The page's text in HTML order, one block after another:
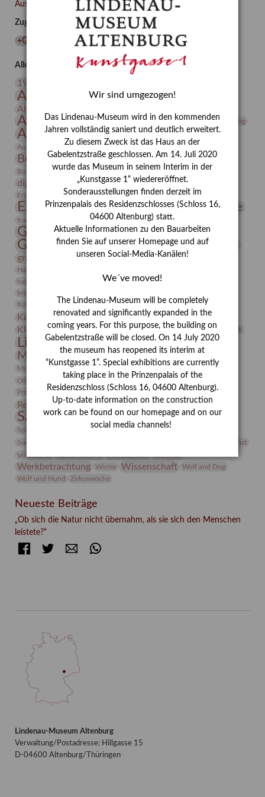
sich
Menschen
Ausgewählte Auszeichnungen zurücksetzen
Zugehörige Auszeichnungen
+Gerhard Altenbourg (1 +Künstlerin( 1
Alle Auszeichnungen (106)
19. Jahrhundert
Altenburg
Altenburger Museen
Altenburger Praxisjahr
Antike Architektur Archiv Archäologie Asta Gröting
Ausstellung
Ausstellung "Berliner Blätter"
Ausstellung „Vier Winde“
Bauhaus
Bernhard August von Lindenau Bibliothek
Burg Posterstein Conrad Felixmüller Depot Der Blaue Reiter
digitallabor Entartete Kunst
Enteignung
Erdmann Julius Dietrich
Erlebnisportal estrusker Exlibris
Expressionismus Festrede Florenz Fotografie
frauen Frauen in der Antike und heute
Gerhard-Altenbourg-Preis
Gerhard Altenbourg
Gerhard Kurt Müller
Grafik
grafische sammlung griechische Mythologie
Hanns-Conon von der Gabelentz
herman de vries
Insekten
Integriertes Schädlingsmanagement
Kolosseum
Kooperationsausstellung Korkmodelle Kunst
Kunstmuseum Kunstvermittlung Kunst von Kühl
KUNSTWAND Kurs Künstler Künstlerin Lehmbruck
Lindenau-Museum Messeakademie
Museumsgeschichte Museumsnacht
Museumspädagogik Napoleon Natur
Neue Remise
Objekt im Fokus
Paul Klee
Provenienz
Provenienzforschung
Restaurierung
Sammlung Samstagszeichner Skulptur
Sonderausstellung
Sphinx
Studio Bildende Kunst
Suermondt-Ludwig-Museum
Videokunst
Volontariat
Walter Rheiner Weihnachten Werefkin
Werkbetrachtung Winter Wissenschaft
Wolf and Dog
Wolf und Hund
Zirkuswoche
Neueste Beiträge
„Ob sich die Natur nicht übernahm, als sie sich den Menschen
leistete?“
FacebookTwitter E-mail
Lindenau-Museum Altenburg
Verwaltung/Postadresse: Hillgasse 15
D-04600 Altenburg/Thüringen
Wir sind umgezogen!
Das Lindenau-Museum wird in den kommenden
Jahren vollständig saniert und deutlich erweitert.
Zu diesem Zweck ist das Haus an der
Gabelentzstraße geschlossen. Am 14. Juli 2020
wurde das Museum in seinem Interim in der
„Kunstgasse 1“ wiedereröffnet.
Sonderausstellungen finden derzeit im
Prinzenpalais des Residenzschlosses (Schloss 16,
04600 Altenburg) statt.
Aktuelle Informationen zu den Bauarbeiten
finden Sie auf unserer Homepage und auf
unseren Social-Media-Kanälen!
We´ve moved!
The Lindenau-Museum will be completely
renovated and significantly expanded in the
coming years. For this purpose, the building on
Gabelentzstraße will be closed. On 14 July 2020
the museum has reopened its interim at
“Kunstgasse 1”. Special exhibitions are currently
taking place in the Prinzenpalais of the
Residenzschloss (Schloss 16, 04600 Altenburg).
Up-to-date information on the construction
work can be found on our homepage and on our
social media channels!